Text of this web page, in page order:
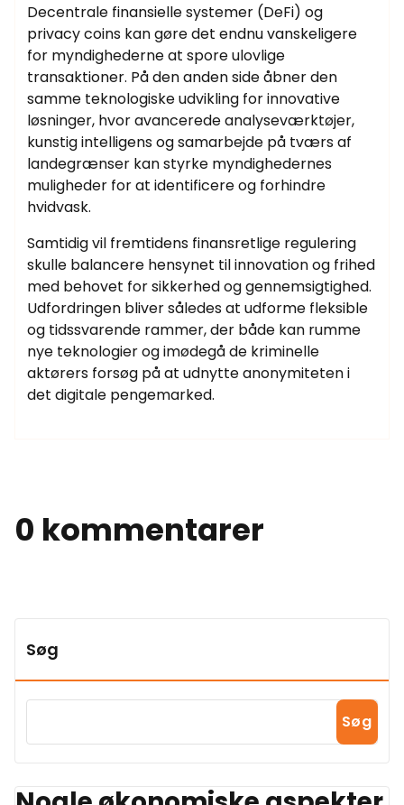
Decentrale finansielle systemer (DeFi) og
privacy coins kan gøre det endnu vanskeligere
for myndighederne at spore ulovlige
transaktioner. På den anden side åbner den
samme teknologiske udvikling for innovative
løsninger, hvor avancerede analyseværktøjer,
kunstig intelligens og samarbejde på tværs af
landegrænser kan styrke myndighedernes
muligheder for at identificere og forhindre
hvidvask.
Samtidig vil fremtidens finansretlige regulering
skulle balancere hensynet til innovation og frihed
med behovet for sikkerhed og gennemsigtighed.
Udfordringen bliver således at udforme fleksible
og tidssvarende rammer, der både kan rumme
nye teknologier og imødegå de kriminelle
aktørers forsøg på at udnytte anonymiteten i
det digitale pengemarked.
0 kommentarer
Søg
Søg